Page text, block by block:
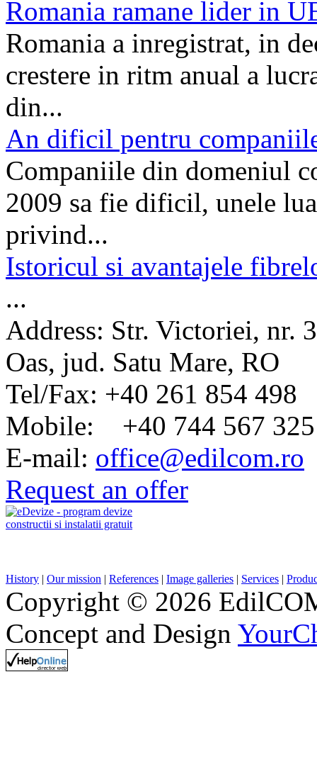
Romania ramane lider in
Romania a inregistrat, in
crestere in ritm anual a
din...
An dificil pentru
Companiile din domeniul
2009 sa fie dificil, unele
privind...
Istoricul si avantajele
...
Address: Str. Victoriei, nr.
Oas, jud. Satu Mare, RO
Tel/Fax: +40 261 854 498
Mobile: +40 744 567 325
E-mail: office@edilcom.ro
Request an offer
History | Our mission | References | Image galleries | Services |
Copyright © 2026
Concept and Design